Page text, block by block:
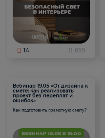
14 659
Вебинар 19.05 «От дизайна к
смете: как реализовать
проект без переплат и
ошибок»
Как подготовить грамотную смету?